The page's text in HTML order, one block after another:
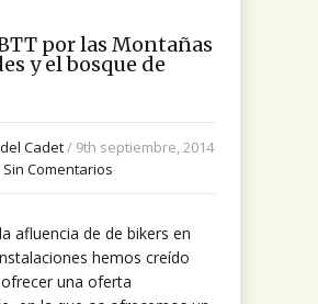
por las Montañas
y el bosque de
Cadet/ 9th septiembre, 2014
Sin Comentarios
afluencia de de bikers en
hemos creído
una oferta